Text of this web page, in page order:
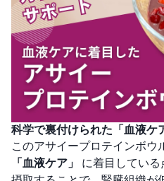
科学で裏付けられた「血液ケ
このアサイープロテインボウ
「血液ケア」
に着目してい